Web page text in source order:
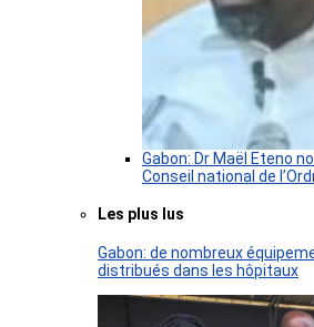
Gabon: Dr Maël Eteno
Conseil national de
Les plus lus
Gabon: de nombreux
distribués dans les hôpitaux